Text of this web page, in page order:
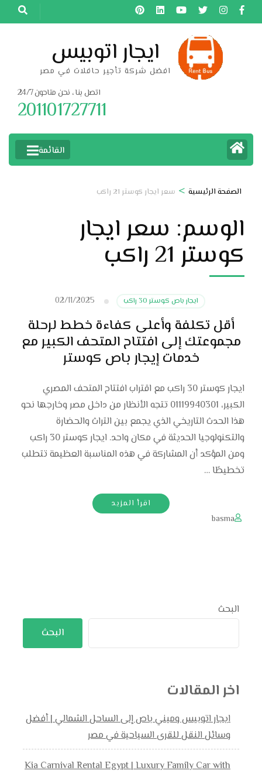
تخطى
إلى
ايجار اتوبيس
افضل شركة تأجير حافلات في مصر
اتصل بنا ، نحن متاحون 24/7
201101727711
القائمة
الصفحة الرئيسية > سعر ايجار كوستر 21 راكب
الوسم: سعر ايجار
كوستر 21 راكب
ايجار باص كوستر 30 راكب 02/11/2025
أقل تكلفة وأعلى كفاءة خطط لرحلة
مجموعتك إلى افتتاح المتحف الكبير مع
خدمات إيجار باص كوستر
ايجار كوستر 30 راكب مع اقتراب افتتاح المتحف المصري
الكبير، 01119940301 تتجه الأنظار من داخل مصر وخارجها نحو
هذا الحدث التاريخي الذي يجمع بين التراث والحضارة
والتكنولوجيا الحديثة في مكان واحد. ايجار كوستر 30 راكب
ومن المؤكد أن المشاركة في هذه المناسبة العظيمة تتطلب
تخطيطًا …
اقرأ المزيد
basma
البحث
البحث
اخر المقالات
ايجار اتوبيس وميني باص إلى الساحل الشمالي | أفضل
وسائل النقل للقرى السياحية في مصر
Kia Carnival Rental Egypt | Luxury Family Car with